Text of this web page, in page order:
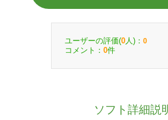
ユーザーの評価(0 人)： 0
コメント： 0件
ソフト詳細説